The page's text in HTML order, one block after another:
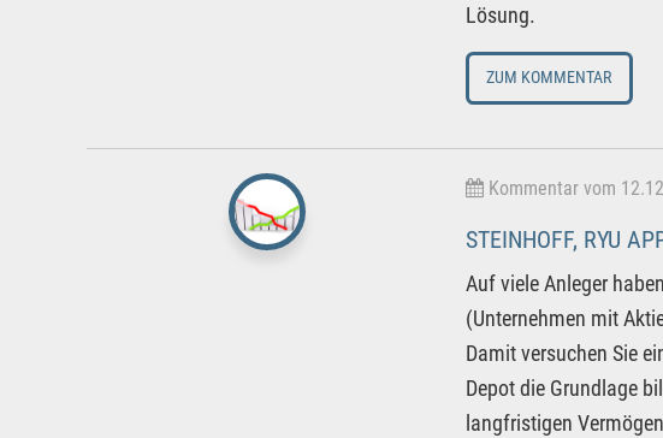
Lösung.
ZUM KOMMENTAR
Kommentar vom
STEINHOFF, RYU
Auf viele Anleger
(Unternehmen mit
Damit versuchen Sie
Depot die Grundlage
langfristigen